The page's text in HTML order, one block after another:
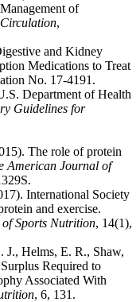
of
Circulation,
and Kidney
Medications to Treat
No. 17-4191.
Department of Health
Guidelines for
The role of protein
American Journal of
International Society
and exercise.
Sports Nutrition, 14(1),
J., Helms, E. R., Shaw,
Required to
Associated With
, 6, 131.